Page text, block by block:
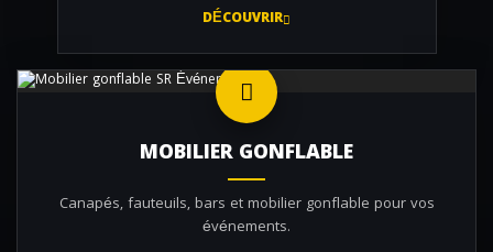
DÉCOUVRIR
MOBILIER GONFLABLE
Canapés, fauteuils, bars et mobilier gonflable pour vos
événements.